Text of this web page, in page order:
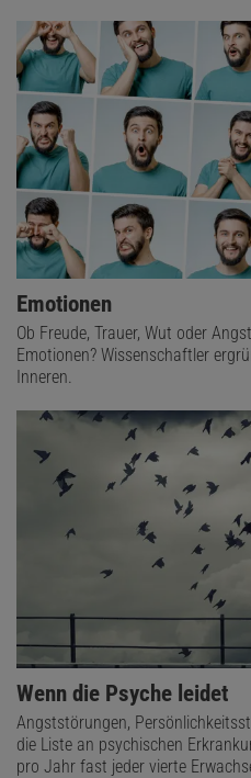
Emotionen
Ob Freude, Trauer, Wut oder
Emotionen? Wissenschaftler
Inneren.
Wenn die Psyche leidet
Angststörungen,
die Liste an psychischen
pro Jahr fast jeder vierte